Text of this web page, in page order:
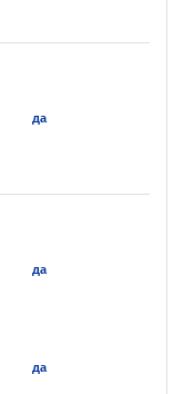
да
да
да